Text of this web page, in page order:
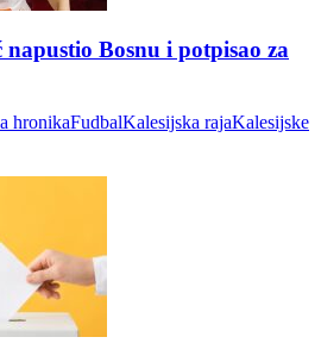
Bosnu i potpisao za
hronikaFudbalKalesijska rajaKalesijske